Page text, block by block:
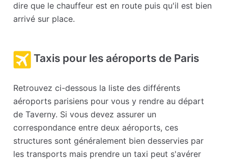
dire que le chauffeur est en route puis qu'il est bien
arrivé sur place.
Taxis pour les aéroports de Paris
Retrouvez ci-dessous la liste des différents
aéroports parisiens pour vous y rendre au départ
de Taverny. Si vous devez assurer un
correspondance entre deux aéroports, ces
structures sont généralement bien desservies par
les transports mais prendre un taxi peut s'avérer